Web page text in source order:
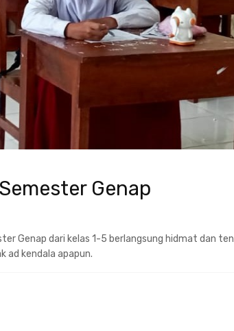
Genap
Genap dari kelas 1-5 berlangsung hidmat dan
ad kendala apapun.